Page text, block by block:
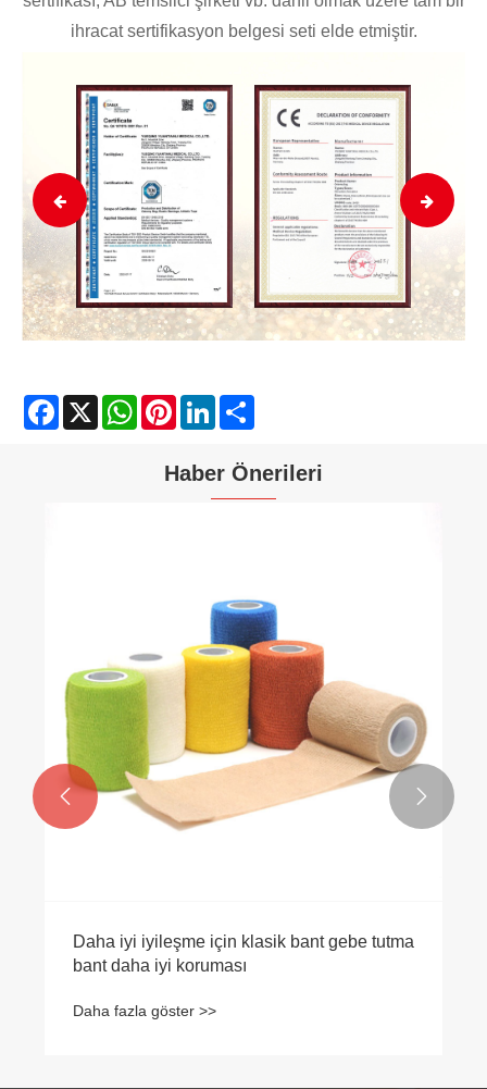
ihracat sertifikasyon belgesi seti elde etmiştir.
Facebook WhatsAppPinterestLinkedIn
Haber Önerileri
Daha iyi iyileşme için klasik bant gebe tutma
bant daha iyi koruması
Daha fazla göster >>
 